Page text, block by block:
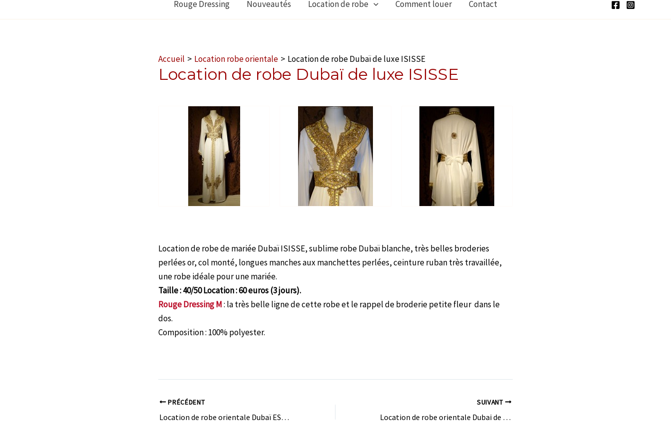
Rouge Dressing Nouveautés Location de robe Comment louer Contact
Accueil Location robe orientale Location de robe Dubaï de luxe ISISSE
Location de robe Dubaï de luxe ISISSE
Location de robe de mariée Dubaï ISISSE, sublime robe Dubaï blanche, très belles broderies
perlées or, col monté, longues manches aux manchettes perlées, ceinture ruban très travaillée,
une robe idéale pour une mariée.
Taille : 40/50 Location : 60 euros (3 jours).
Rouge Dressing M: la très belle ligne de cette robe et le rappel de broderie petite fleur dans le
dos.
Composition : 100% polyester.
PRÉCÉDENT
Location de robe orientale Dubaï ESTELLA
SUIVANT
Location de robe orientale Dubai de luxe CLEOPATRE